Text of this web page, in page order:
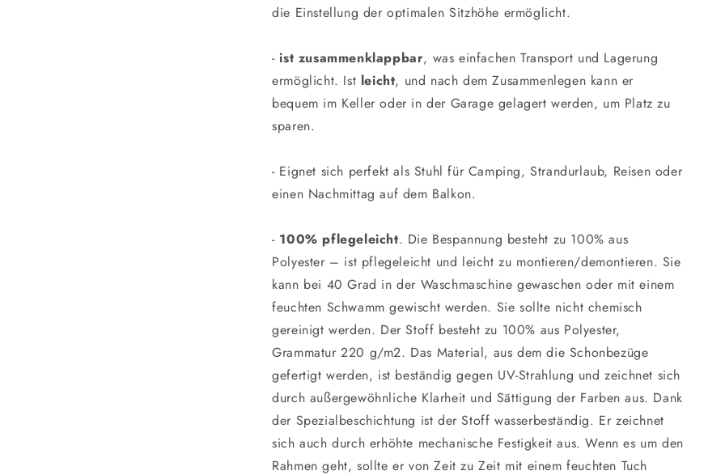
die Einstellung der optimalen Sitzhöhe ermöglicht.
- ist zusammenklappbar, was einfachen Transport und Lagerung
ermöglicht. Ist leicht, und nach dem Zusammenlegen kann er
bequem im Keller oder in der Garage gelagert werden, um Platz zu
sparen.
- Eignet sich perfekt als Stuhl für Camping, Strandurlaub, Reisen oder
einen Nachmittag auf dem Balkon.
- 100% pflegeleicht. Die Bespannung besteht zu 100% aus
Polyester – ist pflegeleicht und leicht zu montieren/demontieren. Sie
kann bei 40 Grad in der Waschmaschine gewaschen oder mit einem
feuchten Schwamm gewischt werden. Sie sollte nicht chemisch
gereinigt werden. Der Stoff besteht zu 100% aus Polyester,
Grammatur 220 g/m2. Das Material, aus dem die Schonbezüge
gefertigt werden, ist beständig gegen UV-Strahlung und zeichnet sich
durch außergewöhnliche Klarheit und Sättigung der Farben aus. Dank
der Spezialbeschichtung ist der Stoff wasserbeständig. Er zeichnet
sich auch durch erhöhte mechanische Festigkeit aus. Wenn es um den
Rahmen geht, sollte er von Zeit zu Zeit mit einem feuchten Tuch